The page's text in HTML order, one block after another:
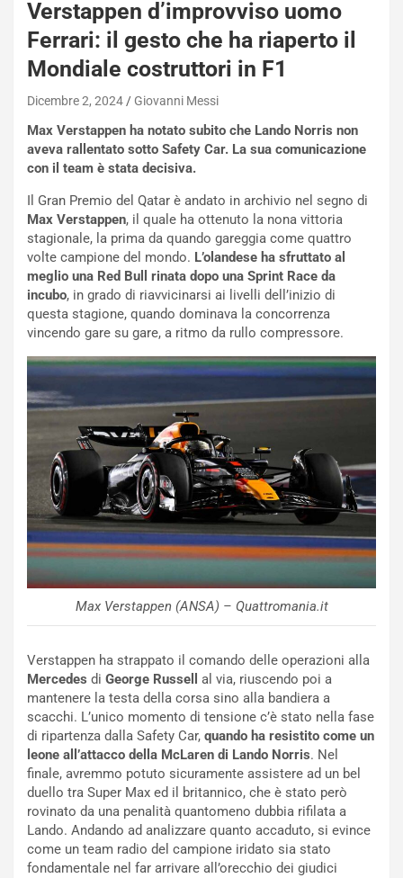
Verstappen d’improvviso uomo
Ferrari: il gesto che ha riaperto il
Mondiale costruttori in F1
Dicembre 2, 2024 Giovanni Messi
Max Verstappen ha notato subito che Lando Norris non
aveva rallentato sotto Safety Car. La sua comunicazione
con il team è stata decisiva.
Il Gran Premio del Qatar è andato in archivio nel segno di
Max Verstappen, il quale ha ottenuto la nona vittoria
stagionale, la prima da quando gareggia come quattro
volte campione del mondo. L’olandese ha sfruttato al
meglio una Red Bull rinata dopo una Sprint Race da
incubo, in grado di riavvicinarsi ai livelli dell’inizio di
questa stagione, quando dominava la concorrenza
vincendo gare su gare, a ritmo da rullo compressore.
Max Verstappen (ANSA) – Quattromania.it
Verstappen ha strappato il comando delle operazioni alla
Mercedes di George Russell al via, riuscendo poi a
mantenere la testa della corsa sino alla bandiera a
scacchi. L’unico momento di tensione c’è stato nella fase
di ripartenza dalla Safety Car, quando ha resistito come un
leone all’attacco della McLaren di Lando Norris. Nel
finale, avremmo potuto sicuramente assistere ad un bel
duello tra Super Max ed il britannico, che è stato però
rovinato da una penalità quantomeno dubbia rifilata a
Lando. Andando ad analizzare quanto accaduto, si evince
come un team radio del campione iridato sia stato
fondamentale nel far arrivare all’orecchio dei giudici
s
s
Q
a
s
h
a
e
P
O
W
E
R
S
a
s
c
e
u
n
v
o
R
e
c
o
d
M
o
n
d
o
n
e
m
a
o
O